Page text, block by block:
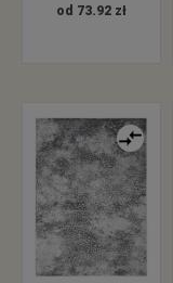
od 73.92 zł